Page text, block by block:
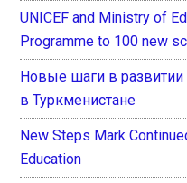
UNICEF and Ministry of
Programme to 100 new
Новые шаги в
в Туркменистане
New Steps Mark
Education